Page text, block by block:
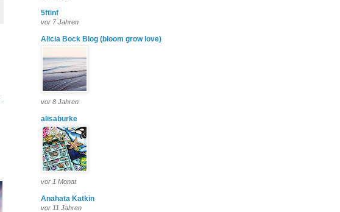
5ftinf
vor 7 Jahren
Alicia Bock Blog (bloom grow love)
vor 8 Jahren
alisaburke
vor 1 Monat
Anahata Katkin
vor 11 Jahren